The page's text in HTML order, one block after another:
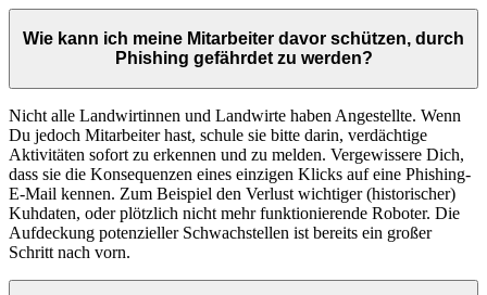
Wie kann ich meine Mitarbeiter davor schützen, durch
Phishing gefährdet zu werden?
Nicht alle Landwirtinnen und Landwirte haben Angestellte. Wenn
Du jedoch Mitarbeiter hast, schule sie bitte darin, verdächtige
Aktivitäten sofort zu erkennen und zu melden. Vergewissere Dich,
dass sie die Konsequenzen eines einzigen Klicks auf eine Phishing-
E-Mail kennen. Zum Beispiel den Verlust wichtiger (historischer)
Kuhdaten, oder plötzlich nicht mehr funktionierende Roboter. Die
Aufdeckung potenzieller Schwachstellen ist bereits ein großer
Schritt nach vorn.